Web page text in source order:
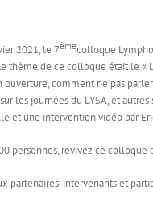
2021, le 7èmecolloque
thème de ce colloque était le «
ouverture, comment ne pas
les journées du LYSA, et
et une intervention vidéo par
personnes, revivez ce colloque
partenaires, intervenants et